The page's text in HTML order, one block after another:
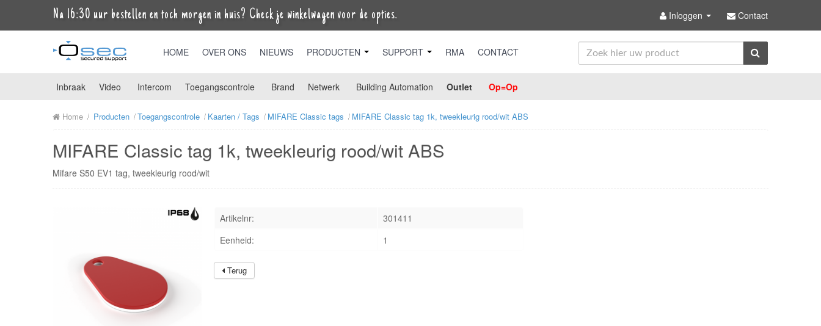
Na 16:30 uur bestellen en toch morgen in huis? Check je winkelwagen voor de opties. Inloggen Contact
HOME OVER ONS NIEUWS PRODUCTEN SUPPORT RMA CONTACT
Inbraak Video Intercom Toegangscontrole Brand Netwerk Building Automation Outlet Op=Op
Home Producten Toegangscontrole Kaarten / Tags MIFARE Classic tags MIFARE Classic tag 1k, tweekleurig rood/wit ABS
MIFARE Classic tag 1k, tweekleurig rood/wit ABS
Mifare S50 EV1 tag, tweekleurig rood/wit
Artikelnr:
301411
Eenheid:
1
Terug